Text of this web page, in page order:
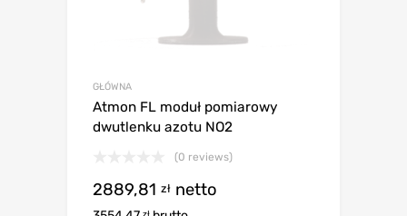
GŁÓWNA
Atmon FL moduł pomiarowy
dwutlenku azotu NO2
(0 reviews)
2889,81 zł netto
zł